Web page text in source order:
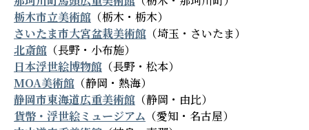
栃木市立美術館 （栃木・栃木）
さいたま市大宮盆栽美術館 （埼玉・さいたま）
北斎館 （長野・小布施）
日本浮世絵博物館 （長野・松本）
MOA美術館 （静岡・熱海）
静岡市東海道広重美術館 （静岡・由比）
貨幣・浮世絵ミュージアム （愛知・名古屋）